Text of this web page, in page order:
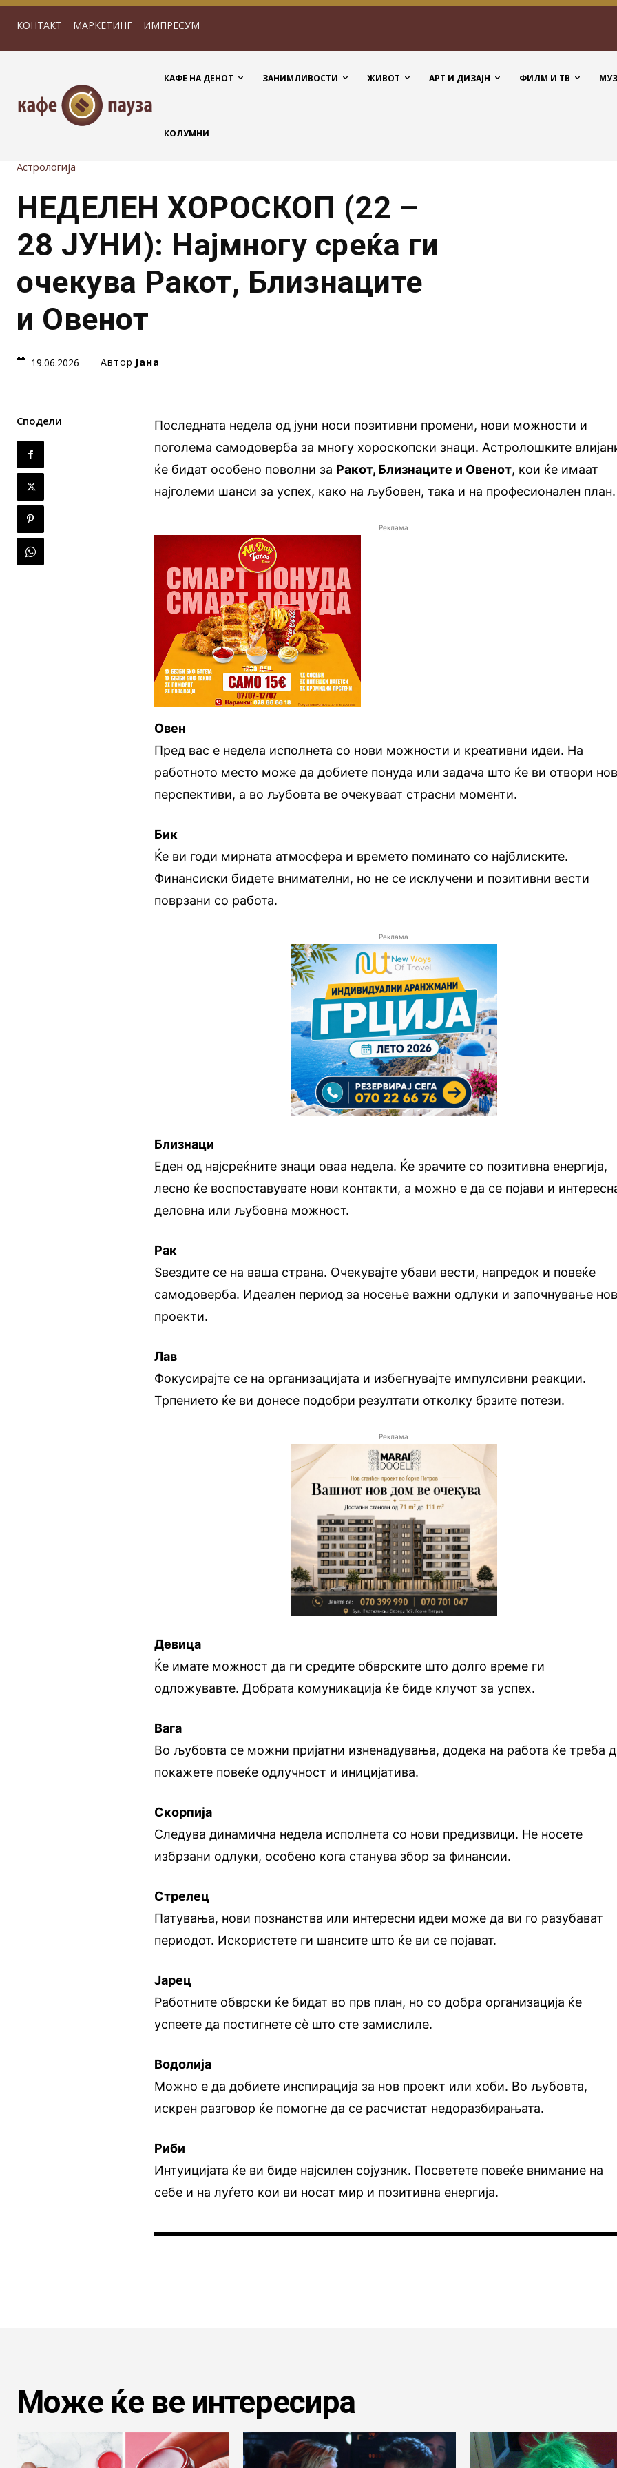
КОНТАКТ МАРКЕТИНГ ИМПРЕСУМ
КАФЕ НА ДЕНОТ ЗАНИМЛИВОСТИ ЖИВОТ АРТ И ДИЗАЈН ФИЛМ И ТВ
КОЛУМНИ
Астрологија
НЕДЕЛЕН ХОРОСКОП (22 –
28 ЈУНИ): Најмногу среќа ги
очекува Ракот, Близнаците
и Овенот
19.06.2026 Автор Јана
Сподели
Последната недела од јуни носи позитивни промени, нови можности и
поголема самодоверба за многу хороскопски знаци. Астролошките
ќе бидат особено поволни за Ракот, Близнаците и Овенот, кои ќе имаат
најголеми шанси за успех, како на љубовен, така и на професионален план.
Реклама
Овен
Пред вас е недела исполнета со нови можности и креативни идеи. На
работното место може да добиете понуда или задача што ќе ви отвори
перспективи, а во љубовта ве очекуваат страсни моменти.
Бик
Ќе ви годи мирната атмосфера и времето поминато со најблиските.
Финансиски бидете внимателни, но не се исклучени и позитивни вести
поврзани со работа.
Реклама
Близнаци
Еден од најсреќните знаци оваа недела. Ќе зрачите со позитивна енергија,
лесно ќе воспоставувате нови контакти, а можно е да се појави и
деловна или љубовна можност.
Рак
Ѕвездите се на ваша страна. Очекувајте убави вести, напредок и повеќе
самодоверба. Идеален период за носење важни одлуки и започнување
проекти.
Лав
Фокусирајте се на организацијата и избегнувајте импулсивни реакции.
Трпението ќе ви донесе подобри резултати отколку брзите потези.
Реклама
Девица
Ќе имате можност да ги средите обврските што долго време ги
одложувавте. Добрата комуникација ќе биде клучот за успех.
Вага
Во љубовта се можни пријатни изненадувања, додека на работа ќе треба
покажете повеќе одлучност и иницијатива.
Скорпија
Следува динамична недела исполнета со нови предизвици. Не носете
избрзани одлуки, особено кога станува збор за финансии.
Стрелец
Патувања, нови познанства или интересни идеи може да ви го разубават
периодот. Искористете ги шансите што ќе ви се појават.
Јарец
Работните обврски ќе бидат во прв план, но со добра организација ќе
успеете да постигнете сè што сте замислиле.
Водолија
Можно е да добиете инспирација за нов проект или хоби. Во љубовта,
искрен разговор ќе помогне да се расчистат недоразбирањата.
Риби
Интуицијата ќе ви биде најсилен сојузник. Посветете повеќе внимание на
себе и на луѓето кои ви носат мир и позитивна енергија.
Може ќе ве интересира